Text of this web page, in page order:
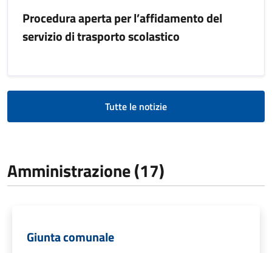
Procedura aperta per l’affidamento del
servizio di trasporto scolastico
Tutte le notizie
Amministrazione (17)
Giunta comunale